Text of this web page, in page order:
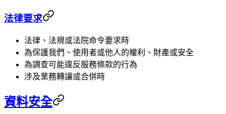
法律要求
法律、法規或法院命令要求時
為保護我們、使用者或他人的權利、財產或安全
為調查可能違反服務條款的行為
涉及業務轉讓或合併時
資料安全